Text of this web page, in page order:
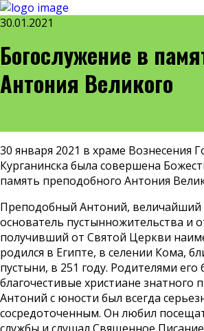
30.01.2021
Богослужение в
Антония Великого
30 января 2021 в храме Вознесения
Курганинска была совершена
память преподобного Антония
Преподобный Антоний,
основатель пустынножительства и
получивший от Святой Церкви
родился в Египте, в селении Кома,
пустыни, в 251 году. Родителями его
благочестивые христиане знатного
Антоний с юности был всегда
сосредоточенным. Он любил